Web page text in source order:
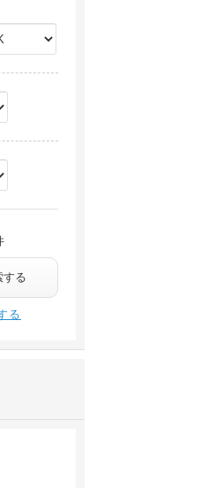
する
る
」 徒歩19分